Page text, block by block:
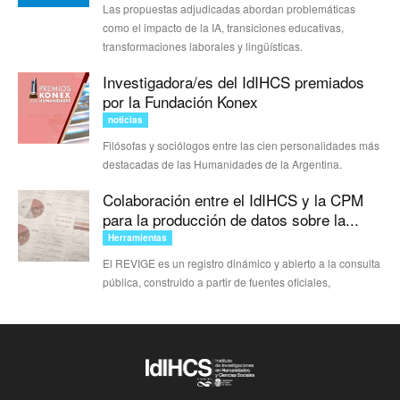
Las propuestas adjudicadas abordan problemáticas
como el impacto de la IA, transiciones educativas,
transformaciones laborales y lingüísticas.
Investigadora/es del IdIHCS premiados
por la Fundación Konex
noticias
Filósofas y sociólogos entre las cien personalidades más
destacadas de las Humanidades de la Argentina.
Colaboración entre el IdIHCS y la CPM
para la producción de datos sobre la...
Herramientas
El REVIGE es un registro dinámico y abierto a la consulta
pública, construido a partir de fuentes oficiales,